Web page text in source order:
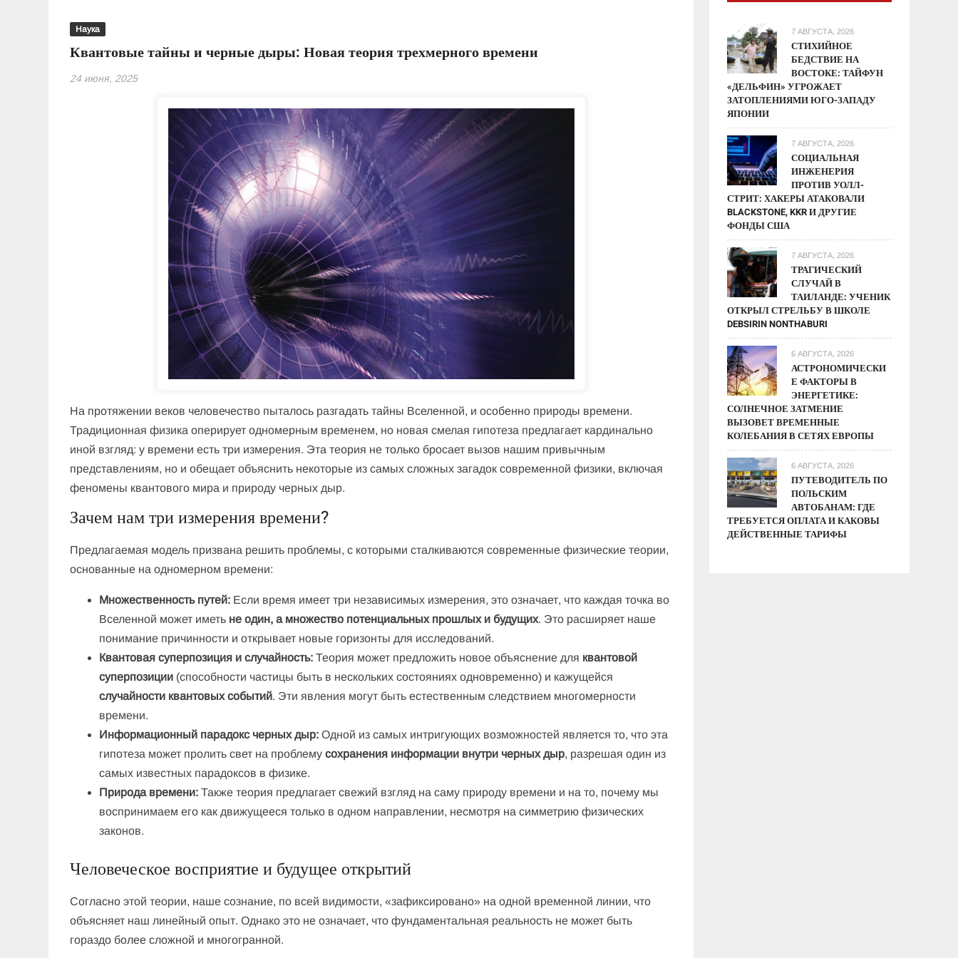
Наука
Квантовые тайны и черные дыры: Новая теория трехмерного времени
24 июня, 2025
На протяжении веков человечество пыталось разгадать тайны Вселенной, и особенно природы времени.
Традиционная физика оперирует одномерным временем, но новая смелая гипотеза предлагает кардинально
иной взгляд: у времени есть три измерения. Эта теория не только бросает вызов нашим привычным
представлениям, но и обещает объяснить некоторые из самых сложных загадок современной физики, включая
феномены квантового мира и природу черных дыр.
Зачем нам три измерения времени?
Предлагаемая модель призвана решить проблемы, с которыми сталкиваются современные физические теории,
основанные на одномерном времени:
Множественность путей: Если время имеет три независимых измерения, это означает, что каждая точка во
Вселенной может иметь не один, а множество потенциальных прошлых и будущих. Это расширяет наше
понимание причинности и открывает новые горизонты для исследований.
Квантовая суперпозиция и случайность: Теория может предложить новое объяснение для квантовой
суперпозиции (способности частицы быть в нескольких состояниях одновременно) и кажущейся
случайности квантовых событий. Эти явления могут быть естественным следствием многомерности
времени.
Информационный парадокс черных дыр: Одной из самых интригующих возможностей является то, что эта
гипотеза может пролить свет на проблемусохранения информации внутри черных дыр, разрешая один из
самых известных парадоксов в физике.
Природа времени: Также теория предлагает свежий взгляд на саму природу времени и на то, почему мы
воспринимаем его как движущееся только в одном направлении, несмотря на симметрию физических
законов.
Человеческое восприятие и будущее открытий
Согласно этой теории, наше сознание, по всей видимости, «зафиксировано» на одной временной линии, что
объясняет наш линейный опыт. Однако это не означает, что фундаментальная реальность не может быть
гораздо более сложной и многогранной.
7 АВГУСТА, 2026
СТИХИЙНОЕ
БЕДСТВИЕ НА
ВОСТОКЕ: ТАЙФУН
«ДЕЛЬФИН» УГРОЖАЕТ
ЗАТОПЛЕНИЯМИ ЮГО-ЗАПАДУ
ЯПОНИИ
7 АВГУСТА, 2026
СОЦИАЛЬНАЯ
ИНЖЕНЕРИЯ
ПРОТИВ УОЛЛ-
СТРИТ: ХАКЕРЫ АТАКОВАЛИ
BLACKSTONE, KKR И ДРУГИЕ
ФОНДЫ США
7 АВГУСТА, 2026
ТРАГИЧЕСКИЙ
СЛУЧАЙ В
ТАИЛАНДЕ: УЧЕНИК
ОТКРЫЛ СТРЕЛЬБУ В ШКОЛЕ
DEBSIRIN NONTHABURI
6 АВГУСТА, 2026
АСТРОНОМИЧЕСКИ
Е ФАКТОРЫ В
ЭНЕРГЕТИКЕ:
СОЛНЕЧНОЕ ЗАТМЕНИЕ
ВЫЗОВЕТ ВРЕМЕННЫЕ
КОЛЕБАНИЯ В СЕТЯХ ЕВРОПЫ
6 АВГУСТА, 2026
ПУТЕВОДИТЕЛЬ ПО
ПОЛЬСКИМ
АВТОБАНАМ: ГДЕ
ТРЕБУЕТСЯ ОПЛАТА И КАКОВЫ
ДЕЙСТВЕННЫЕ ТАРИФЫ